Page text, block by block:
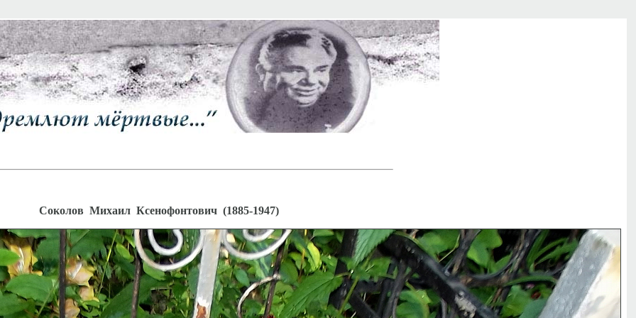
Соколов Михаил Ксенофонтович (1885-1947)